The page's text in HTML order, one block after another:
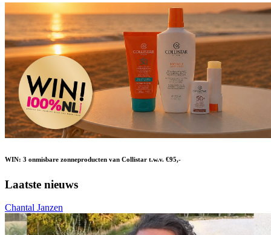
WIN: 3 onmisbare zonneproducten van Collistar t.w.v. €95,-
Laatste nieuws
Chantal Janzen